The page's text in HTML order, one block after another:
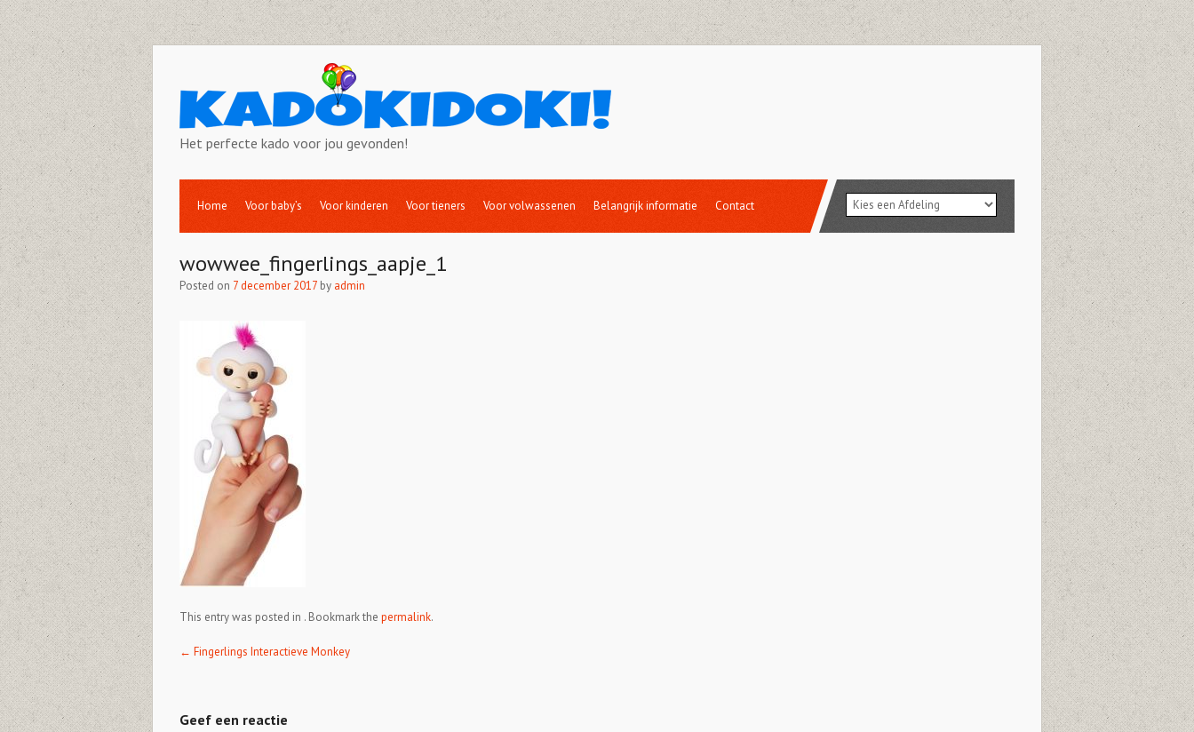
Het perfecte kado voor jou gevonden!
Home Voor baby’s Voor kinderen Voor tieners Voor volwassenen Belangrijk informatie Contact
wowwee_fingerlings_aapje_1
Posted on 7 december 2017 by admin
This entry was posted in . Bookmark the permalink.
Post navigation
← Fingerlings Interactieve Monkey
Geef een reactie